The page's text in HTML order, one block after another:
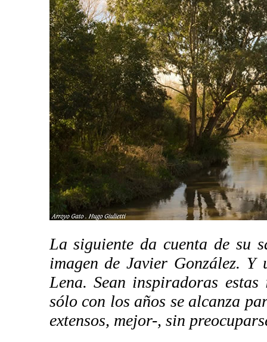
La siguiente da cuenta de su
imagen de Javier González.
Lena. Sean inspiradoras
sólo con los años se alcanza
extensos, mejor-, sin